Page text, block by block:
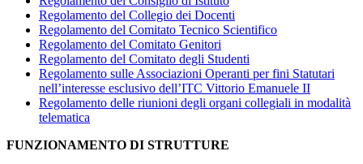
Regolamento del Collegio dei Docenti
Regolamento del Comitato Tecnico Scientifico
Regolamento del Comitato Genitori
Regolamento del Comitato degli Studenti
Regolamento sulle Associazioni Operanti per fini Statutari
nell’interesse esclusivo dell’ITC Vittorio Emanuele II
Regolamento delle riunioni degli organi collegiali in modalità
telematica
FUNZIONAMENTO DI STRUTTURE